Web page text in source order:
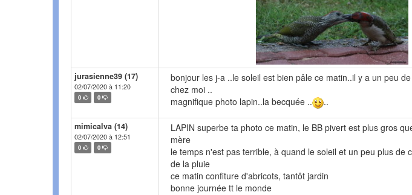
jurasienne39 (17)
02/07/2020 à 11:20
0 0
bonjour les j-a ..le soleil est bien pâle ce matin..il y a un peu
chez moi ..
magnifique photo lapin..la becquée ..
..
mimicalva (14)
02/07/2020 à 12:51
0 0
LAPIN superbe ta photo ce matin, le BB pivert est plus gros
mère
le temps n'est pas terrible, à quand le soleil et un peu plus de
de la pluie
ce matin confiture d'abricots, tantôt jardin
bonne journée tt le monde